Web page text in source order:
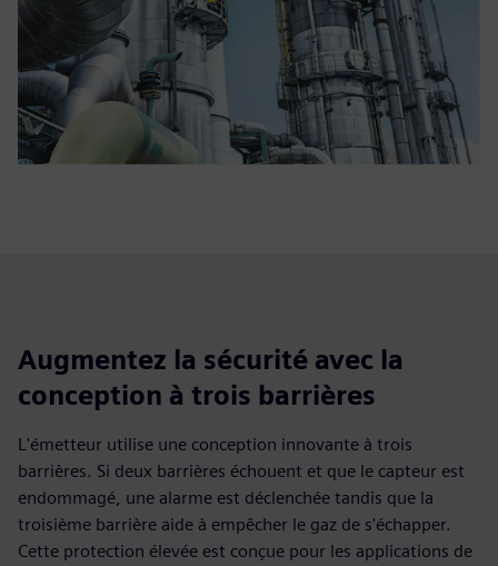
Augmentez la sécurité avec la
conception à trois barrières
L'émetteur utilise une conception innovante à trois
barrières. Si deux barrières échouent et que le capteur est
endommagé, une alarme est déclenchée tandis que la
troisième barrière aide à empêcher le gaz de s'échapper.
Cette protection élevée est conçue pour les applications de